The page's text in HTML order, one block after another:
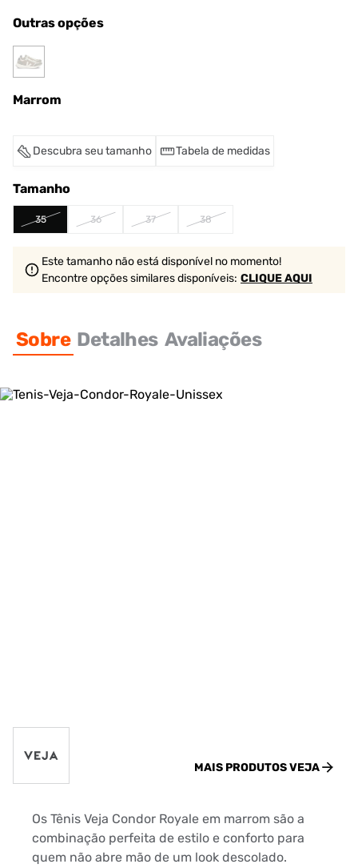
Outras opções
Marrom
Descubra seu tamanho Tabela de medidas
Tamanho
35 36 37 38
Este tamanho não está disponível no momento!
Encontre opções similaresdisponíveis: CLIQUE AQUI
Sobre Detalhes Avaliações
MAIS PRODUTOSVEJA
Os Tênis Veja Condor Royale em marrom são a
combinação perfeita de estilo e conforto para
quem não abre mão de um look descolado.